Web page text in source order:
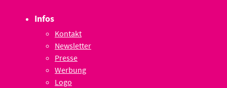
Infos
Kontakt
Newsletter
Presse
Werbung
Logo